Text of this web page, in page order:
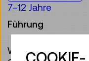
7–12 Jahre
Führung
Wie kommt man in
COOKIE-